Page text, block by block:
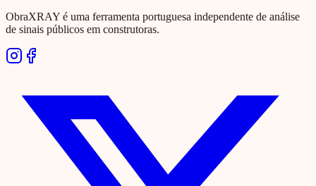
ObraXRAY é uma ferramenta portuguesa independente de análise
de sinais públicos em construtoras.